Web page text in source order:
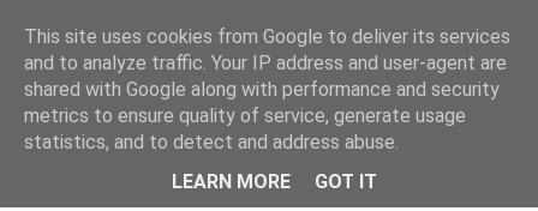
Dinamarca ESC2013
This site uses cookies from Google to deliver its services
and to analyze traffic. Your IP address and user-agent are
shared with Google along with performance and security
metrics to ensure quality of service, generate usage
statistics, and to detect and address abuse.
LEARN MORE
GOT IT